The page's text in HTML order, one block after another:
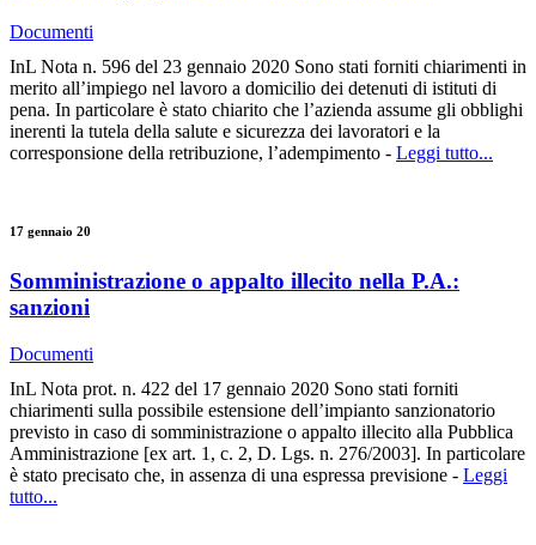
Documenti
InL Nota n. 596 del 23 gennaio 2020 Sono stati forniti chiarimenti in
merito all’impiego nel lavoro a domicilio dei detenuti di istituti di
pena. In particolare è stato chiarito che l’azienda assume gli obblighi
inerenti la tutela della salute e sicurezza dei lavoratori e la
corresponsione della retribuzione, l’adempimento - Leggi tutto...
17 gennaio 20
Somministrazione o appalto illecito nella P.A.:
sanzioni
Documenti
InL Nota prot. n. 422 del 17 gennaio 2020 Sono stati forniti
chiarimenti sulla possibile estensione dell’impianto sanzionatorio
previsto in caso di somministrazione o appalto illecito alla Pubblica
Amministrazione [ex art. 1, c. 2, D. Lgs. n. 276/2003]. In particolare
è stato precisato che, in assenza di una espressa previsione - Leggi
tutto...